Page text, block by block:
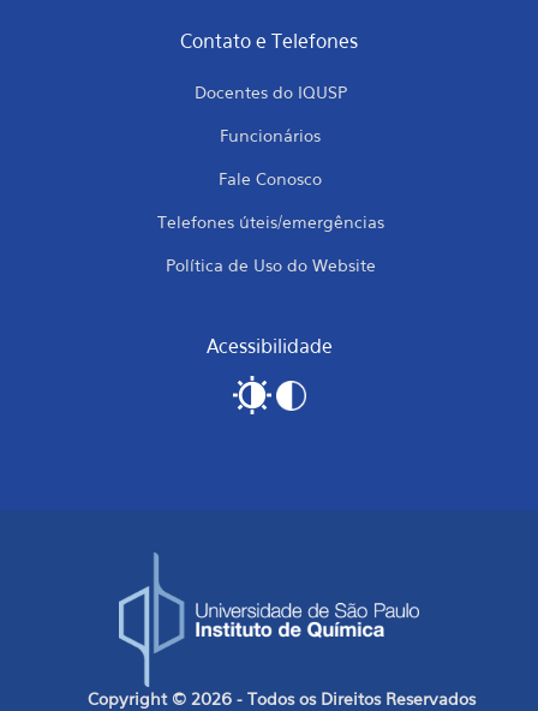
Contato e Telefones
Docentes do IQUSP
Funcionários
Fale Conosco
Telefones úteis/emergências
Política de Uso do Website
Acessibilidade
Copyright © 2026 - Todos os Direitos Reservados